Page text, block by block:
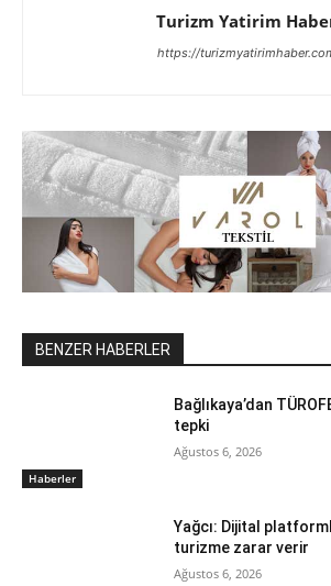
Turizm Yatirim
https://
BENZER HABERLER
Haberler
Bağlıkaya’dan
tepki
Ağustos 6, 2026
Yağcı: Dijital
turizme zarar verir
Ağustos 6, 2026